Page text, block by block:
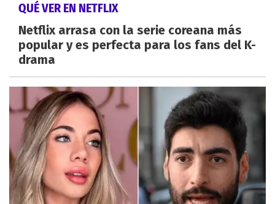
QUÉ VER EN NETFLIX
Netflix arrasa con la serie coreana más
popular y es perfecta para los fans del K-
drama